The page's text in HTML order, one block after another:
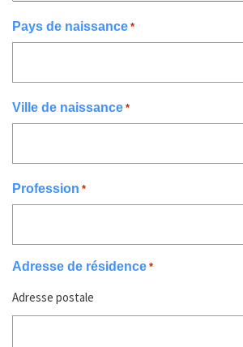
Pays de naissance *
Ville de naissance *
Profession *
Adresse de résidence *
Adresse postale